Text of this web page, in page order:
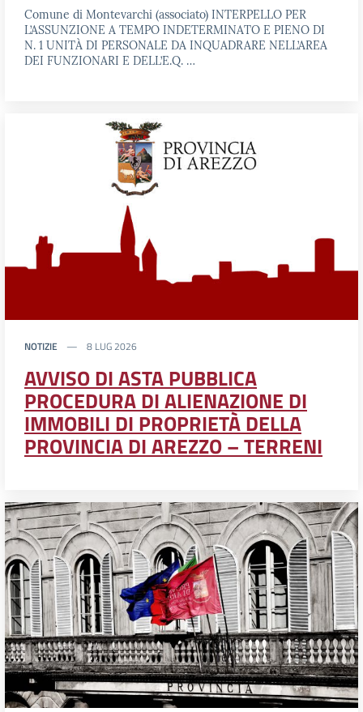
Comune di Montevarchi (associato) INTERPELLO PER
L’ASSUNZIONE A TEMPO INDETERMINATO E PIENO DI
N. 1 UNITÀ DI PERSONALE DA INQUADRARE NELL’AREA
DEI FUNZIONARI E DELL’E.Q. …
NOTIZIE 8 LUG 2026
AVVISO DI ASTA PUBBLICA
PROCEDURA DI ALIENAZIONE DI
IMMOBILI DI PROPRIETÀ DELLA
PROVINCIA DI AREZZO – TERRENI